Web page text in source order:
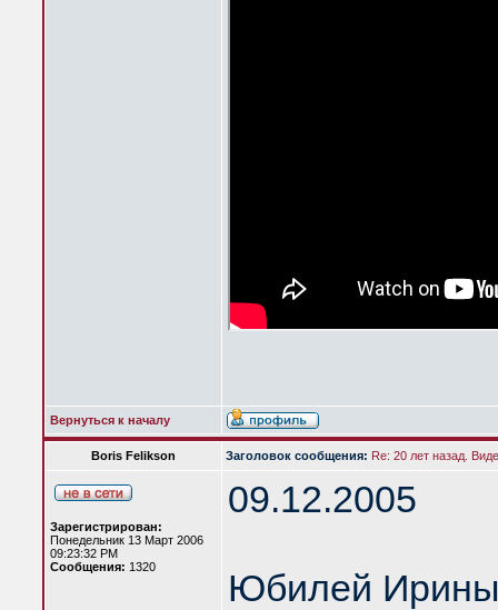
Вернуться к началу
Boris Felikson Заголовок сообщения: Re: 20 лет назад.
Зарегистрирован:
Понедельник 13 Март 2006
09:23:32 PM
Сообщения: 1320
09.12.2005
Юбилей